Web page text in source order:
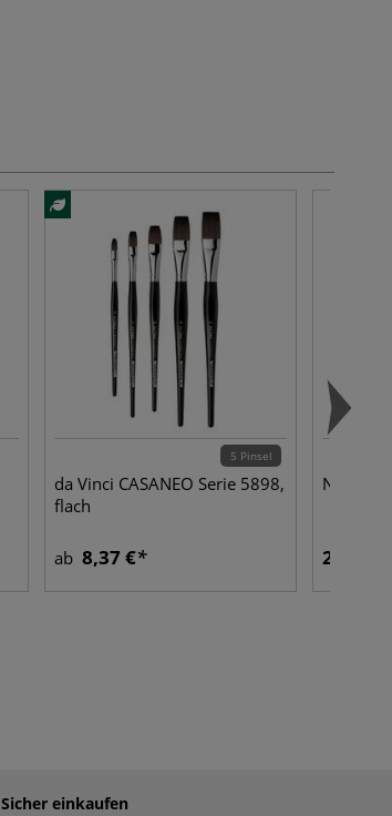
5 Pinsel
da Vinci CASANEO Serie 5898,
flach
ab 8,37 € 2,77 €
Sicher einkaufen